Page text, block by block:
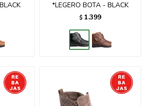
*LEGERO BOTA - BLACK
$ 1.399